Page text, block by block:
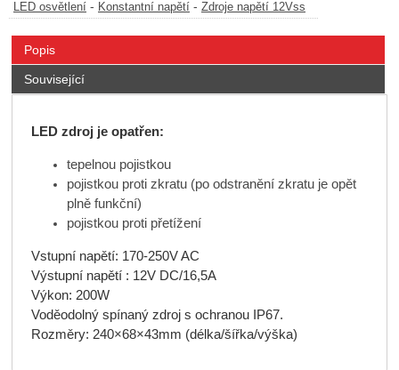
LED osvětlení - Konstantní napětí - Zdroje napětí 12Vss
Popis
Související
LED zdroj je opatřen:
tepelnou pojistkou
pojistkou proti zkratu (po odstranění zkratu je opět
plně funkční)
pojistkou proti přetížení
Vstupní napětí: 170-250V AC
Výstupní napětí : 12V DC/16,5A
Výkon: 200W
Voděodolný spínaný zdroj s ochranou IP67.
Rozměry: 240×68×43mm (délka/šířka/výška)